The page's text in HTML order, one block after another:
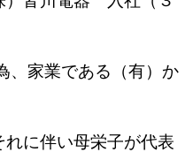
、家業である（有）か
に伴い母栄子が代表